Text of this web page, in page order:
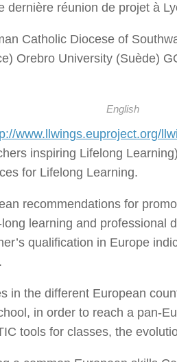
dernière réunion de projet à
Catholic Diocese of
Orebro University (Suède)
English
www.llwings.euproject.org/
inspiring Lifelong
for Lifelong Learning.
recommendations for
learning and professional
qualification in Europe
in the different European
in order to reach a pan-
tools for classes, the